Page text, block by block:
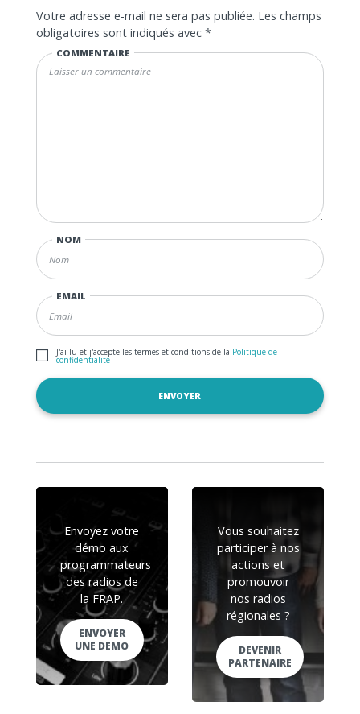
Votre adresse e-mail ne sera pas publiée. Les champs
obligatoires sont indiqués avec *
COMMENTAIRE
NOM
EMAIL
J'ai lu et j'accepte les termes et conditions de la Politique de
confidentialité
Envoyez votre
démo aux
programmateurs
des radios de
la FRAP.
ENVOYER
UNE DEMO
Vous souhaitez
participer à nos
actions et
promouvoir
nos radios
régionales ?
DEVENIR
PARTENAIRE